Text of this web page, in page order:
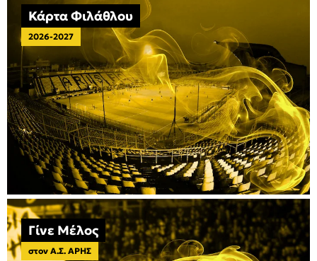
Κάρτα Φιλάθλου
2026-2027
Γίνε Μέλος
στον Α.Σ. ΑΡΗΣ